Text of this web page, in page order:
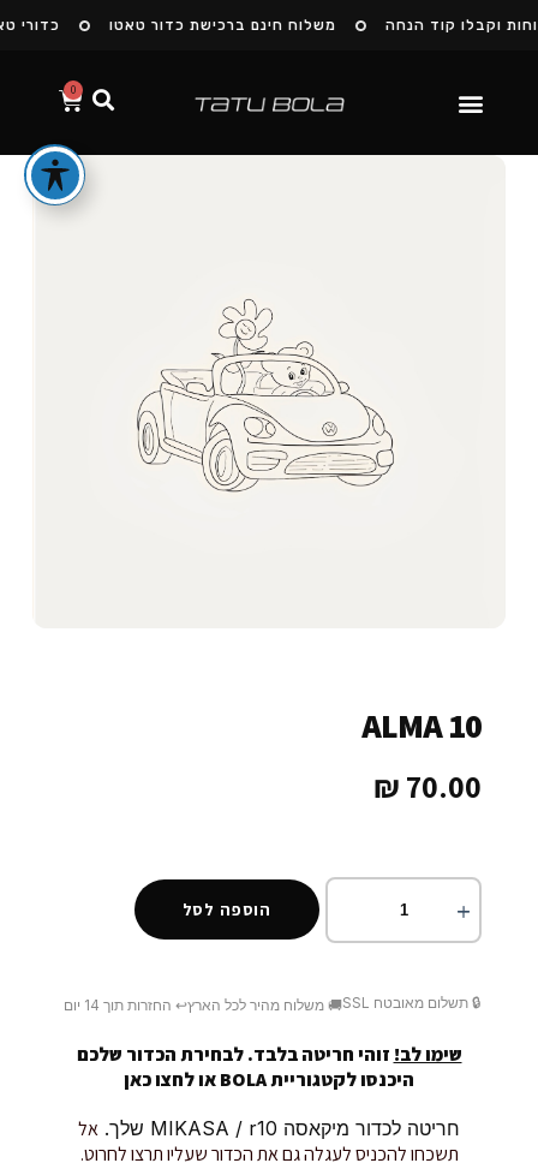
משלוח חינם ברכישת כדור טאטו כדורי וקבלו קוד הנחה
0
ALMA 10
70.00
₪
הוספה לסל
🔒 תשלום מאובטח SSL 🚚 משלוח מהיר לכל הארץ↩️ החזרות תוך 14 יום
שימו לב! זוהי חריטה בלבד. לבחירת הכדור שלכם
היכנסו לקטגוריית BOLA או
לחצו כאן
חריטה לכדור מיקאסה MIKASA / r10 שלך.
אל
תשכחו להכניס לעגלה גם את הכדור שעליו תרצו לחרוט.